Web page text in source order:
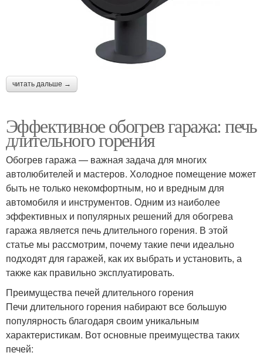
читать дальше →
Эффективное обогрев гаража: печь
длительного горения
Обогрев гаража — важная задача для многих
автолюбителей и мастеров. Холодное помещение может
быть не только некомфортным, но и вредным для
автомобиля и инструментов. Одним из наиболее
эффективных и популярных решений для обогрева
гаража является печь длительного горения. В этой
статье мы рассмотрим, почему такие печи идеально
подходят для гаражей, как их выбрать и установить, а
также как правильно эксплуатировать.
Преимущества печей длительного горения
Печи длительного горения набирают все большую
популярность благодаря своим уникальным
характеристикам. Вот основные преимущества таких
печей: